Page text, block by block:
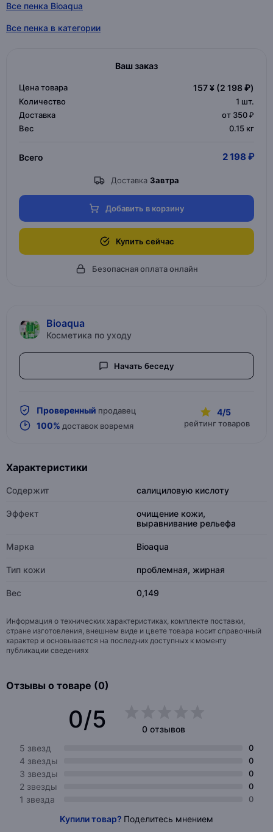
Все пенка Bioaqua
Все пенка в категории
Ваш заказ
Цена товара 157 ¥ (2 198 ₽)
Количество 1 шт.
Доставка
от 350 ₽
Вес
0.15 кг
Всего 2 198 ₽
Доставка Завтра
Добавить в корзину
Купить сейчас
Безопасная оплата онлайн
Bioaqua
Косметика по уходу
Начать беседу
Проверенный продавец
100% доставок вовремя
4/5
рейтинг товаров
Характеристики
Содержит салициловую кислоту
Эффект
очищение кожи,
выравнивание рельефа
Марка Bioaqua
Тип кожи проблемная, жирная
Вес 0,149
Информация о технических характеристиках, комплекте поставки,
стране изготовления, внешнем виде и цвете товара носит справочный
характер и основывается на последних доступных к моменту
публикации сведениях
Отзывы о товаре (0)
0/5
0 отзывов
5 звезд
0
4 звезды 0
3 звезды 0
2 звезды 0
1 звезда 0
Купили товар? Поделитесь мнением